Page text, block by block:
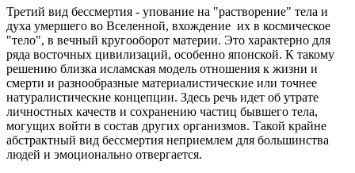
Третий вид бессмертия - упование на "растворение" тела и
духа умершего во Вселенной, вхождение их в космическое
"тело", в вечный кругооборот материи. Это характерно для
ряда восточных цивилизаций, особенно японской. К такому
решению близка исламская модель отношения к жизни и
смерти и разнообразные материалистические или точнее
натуралистические концепции. Здесь речь идет об утрате
личностных качеств и сохранению частиц бывшего тела,
могущих войти в состав других организмов. Такой крайне
абстрактный вид бессмертия неприемлем для большинства
людей и эмоционально отвергается.